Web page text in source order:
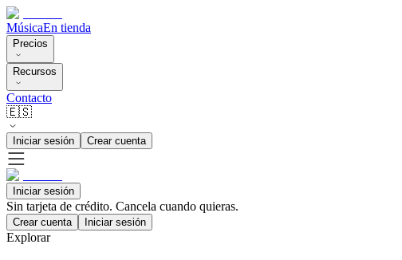
MúsicaEn tienda
Precios
Recursos
Contacto
🇪🇸
Iniciar sesión Crear cuenta
Iniciar sesión
Sin tarjeta de crédito. Cancela cuando quieras.
Crear cuenta Iniciar sesión
Explorar